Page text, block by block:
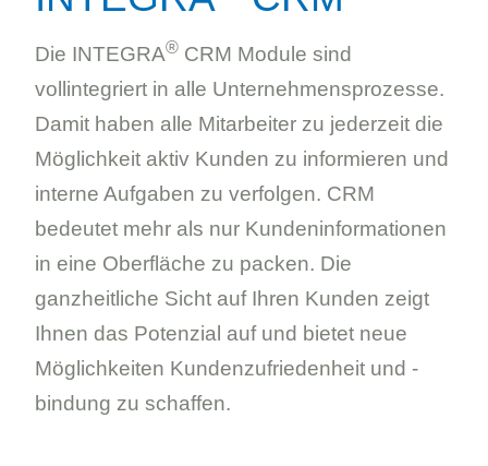
Die INTEGRA® CRM Module sind
vollintegriert in alle Unternehmensprozesse.
Damit haben alle Mitarbeiter zu jederzeit die
Möglichkeit aktiv Kunden zu informieren und
interne Aufgaben zu verfolgen. CRM
bedeutet mehr als nur Kundeninformationen
in eine Oberfläche zu packen. Die
ganzheitliche Sicht auf Ihren Kunden zeigt
Ihnen das Potenzial auf und bietet neue
Möglichkeiten Kundenzufriedenheit und -
bindung zu schaffen.